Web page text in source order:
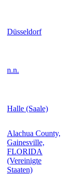
Düsseldorf
n.n.
Halle (Saale)
Alachua County,
Gainesville,
FLORIDA
(Vereinigte
Staaten)